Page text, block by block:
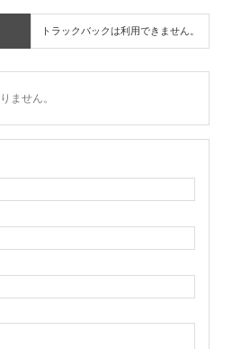
トラックバックは利用できません。
ません。